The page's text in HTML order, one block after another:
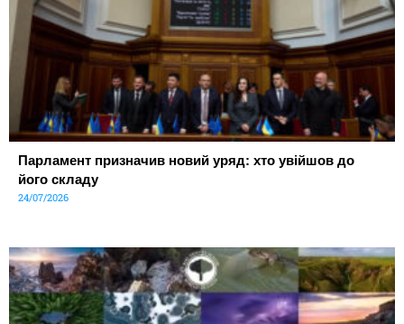
Парламент призначив новий уряд: хто увійшов до
його складу
24/07/2026